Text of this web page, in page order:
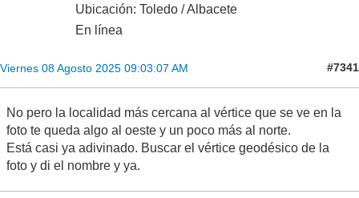
Ubicación: Toledo / Albacete
En línea
Viernes 08 Agosto 2025 09:03:07 AM #7341
No pero la localidad más cercana al vértice que se ve en la
foto te queda algo al oeste y un poco más al norte.
Está casi ya adivinado. Buscar el vértice geodésico de la
foto y di el nombre y ya.